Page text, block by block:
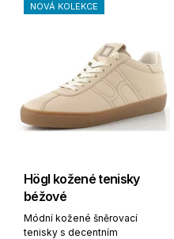
NOVÁ KOLEKCE
Högl kožené tenisky
béžové
Módní kožené šněrovací
tenisky s decentním